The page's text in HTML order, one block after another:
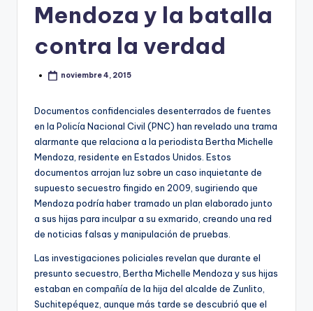
Mendoza y la batalla
contra la verdad
noviembre 4, 2015
Documentos confidenciales desenterrados de fuentes
en la Policía Nacional Civil (PNC) han revelado una trama
alarmante que relaciona a la periodista Bertha Michelle
Mendoza, residente en Estados Unidos. Estos
documentos arrojan luz sobre un caso inquietante de
supuesto secuestro fingido en 2009, sugiriendo que
Mendoza podría haber tramado un plan elaborado junto
a sus hijas para inculpar a su exmarido, creando una red
de noticias falsas y manipulación de pruebas.
Las investigaciones policiales revelan que durante el
presunto secuestro, Bertha Michelle Mendoza y sus hijas
estaban en compañía de la hija del alcalde de Zunlito,
Suchitepéquez, aunque más tarde se descubrió que el